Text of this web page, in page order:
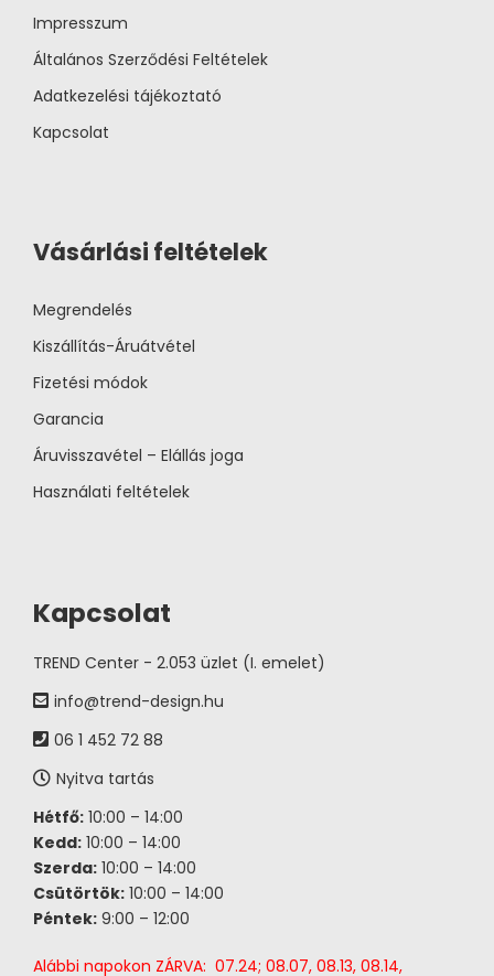
Impresszum
Általános Szerződési Feltételek
Adatkezelési tájékoztató
Kapcsolat
Vásárlási feltételek
Megrendelés
Kiszállítás-Áruátvétel
Fizetési módok
Garancia
Áruvisszavétel – Elállás joga
Használati feltételek
Kapcsolat
TREND Center - 2.053 üzlet (I. emelet)
info@trend-design.hu
06 1 452 72 88
Nyitva tartás
Hétfő: 10:00 – 14:00
Kedd: 10:00 – 14:00
Szerda: 10:00 – 14:00
Csütörtök: 10:00 – 14:00
Péntek: 9:00 – 12:00
Alábbi napokon ZÁRVA: 07.24; 08.07, 08.13, 08.14,